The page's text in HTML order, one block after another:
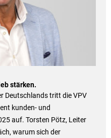
stärken.
Deutschlands tritt die VPV
kunden- und
auf. Torsten Pötz, Leiter
warum sich der